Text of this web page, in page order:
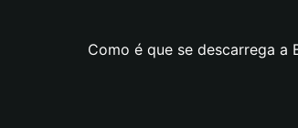
Como é que se descarrega a